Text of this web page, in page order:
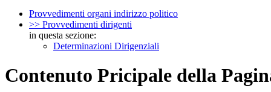
Provvedimenti organi indirizzo politico
>> Provvedimenti dirigenti
in questa sezione:
Determinazioni Dirigenziali
Contenuto Pricipale della